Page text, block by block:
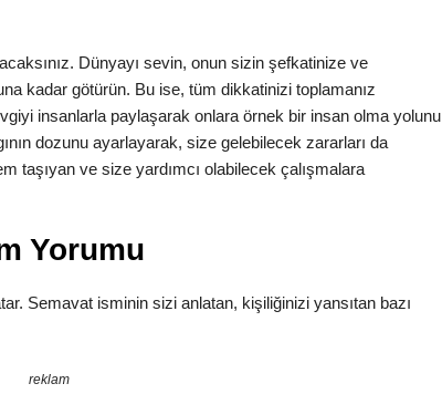
Dünyayı sevin, onun sizin şefkatinize ve
kadar götürün. Bu ise, tüm dikkatinizi toplamanız
insanlarla paylaşarak onlara örnek bir insan olma yolunu
dozunu ayarlayarak, size gelebilecek zararları da
taşıyan ve size yardımcı olabilecek çalışmalara
Yorumu
Semavat isminin sizi anlatan, kişiliğinizi yansıtan bazı
reklam